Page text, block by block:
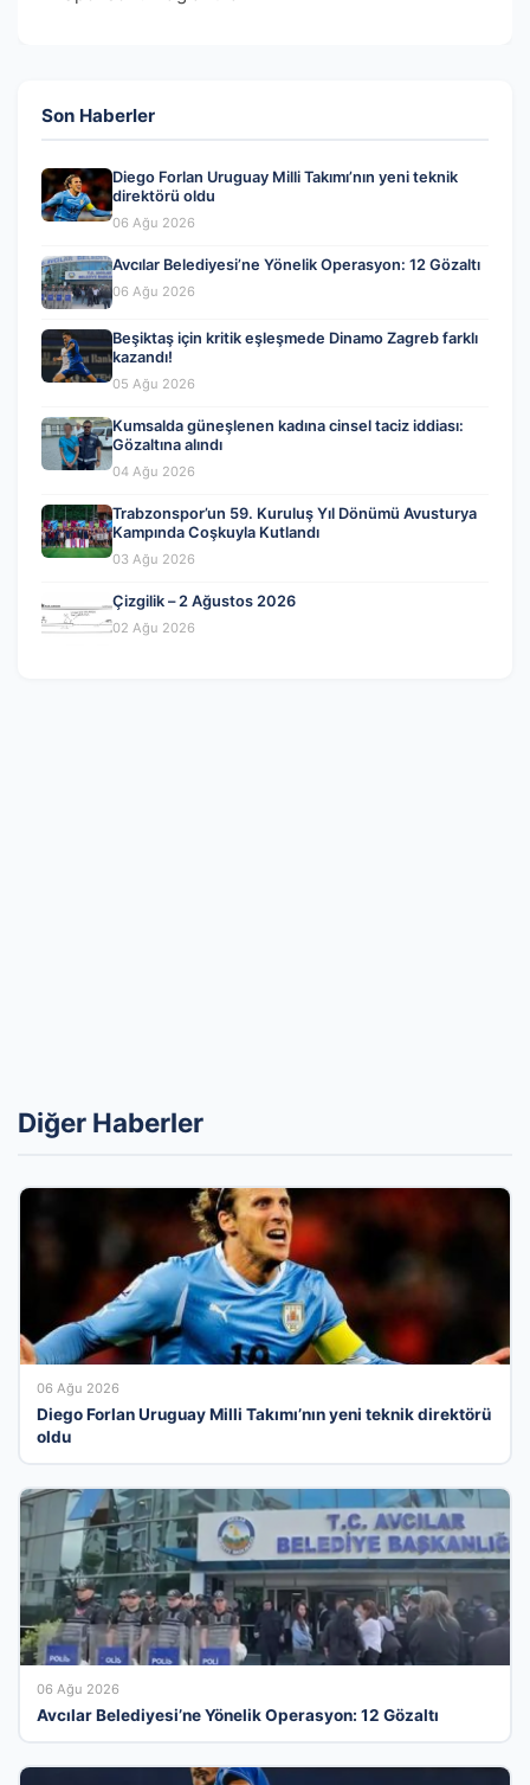
Son Haberler
Diego Forlan Uruguay Milli Takımı’nın yeni teknik
direktörü oldu
06 Ağu 2026
Avcılar Belediyesi’ne Yönelik Operasyon: 12 Gözaltı
06 Ağu 2026
Beşiktaş için kritik eşleşmede Dinamo Zagreb farklı
kazandı!
05 Ağu 2026
Kumsalda güneşlenen kadına cinsel taciz iddiası:
Gözaltına alındı
04 Ağu 2026
Trabzonspor’un 59. Kuruluş Yıl Dönümü Avusturya
Kampında Coşkuyla Kutlandı
03 Ağu 2026
Çizgilik – 2 Ağustos 2026
02 Ağu 2026
Diğer Haberler
06 Ağu 2026
Diego Forlan Uruguay Milli Takımı’nın yeni teknik direktörü
oldu
06 Ağu 2026
Avcılar Belediyesi’ne Yönelik Operasyon: 12 Gözaltı